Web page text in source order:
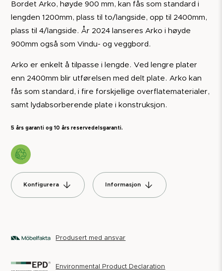
Bordet Arko, høyde 900 mm, kan fås som standard i
lengden 1200mm, plass til to/langside, opp til 2400mm,
plass til 4/langside. År 2024 lanseres Arko i høyde
900mm også som Vindu- og veggbord.
Arko er enkelt å tilpasse i lengde. Ved lengre plater
enn 2400mm blir utførelsen med delt plate. Arko kan
fås som standard, i fire forskjellige overflatematerialer,
samt lydabsorberende plate i konstruksjon.
5 års garanti og 10 års reservedelsgaranti.
Konfigurera Informasjon
Produsert med ansvar
Environmental Product Declaration